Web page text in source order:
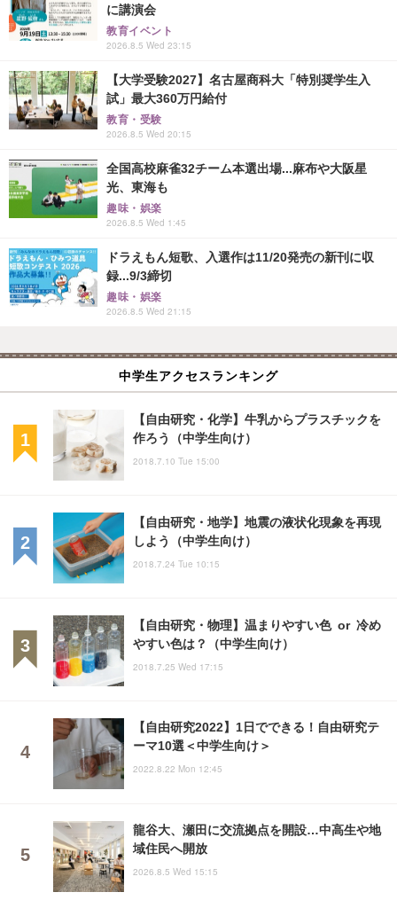
に講演会
教育イベント
2026.8.5 Wed 23:15
【大学受験2027】名古屋商科大「特別奨学生入
試」最大360万円給付
教育・受験
2026.8.5 Wed 20:15
全国高校麻雀32チーム本選出場...麻布や大阪星
光、東海も
趣味・娯楽
2026.8.5 Wed 1:45
ドラえもん短歌、入選作は11/20発売の新刊に収
録...9/3締切
趣味・娯楽
2026.8.5 Wed 21:15
中学生アクセスランキング
【自由研究・化学】牛乳からプラスチックを
作ろう（中学生向け）
2018.7.10 Tue 15:00
【自由研究・地学】地震の液状化現象を再現
しよう（中学生向け）
2018.7.24 Tue 10:15
【自由研究・物理】温まりやすい色 or 冷め
やすい色は？（中学生向け）
2018.7.25 Wed 17:15
【自由研究2022】1日でできる！自由研究テ
ーマ10選＜中学生向け＞
2022.8.22 Mon 12:45
龍谷大、瀬田に交流拠点を開設…中高生や地
域住民へ開放
2026.8.5 Wed 15:15